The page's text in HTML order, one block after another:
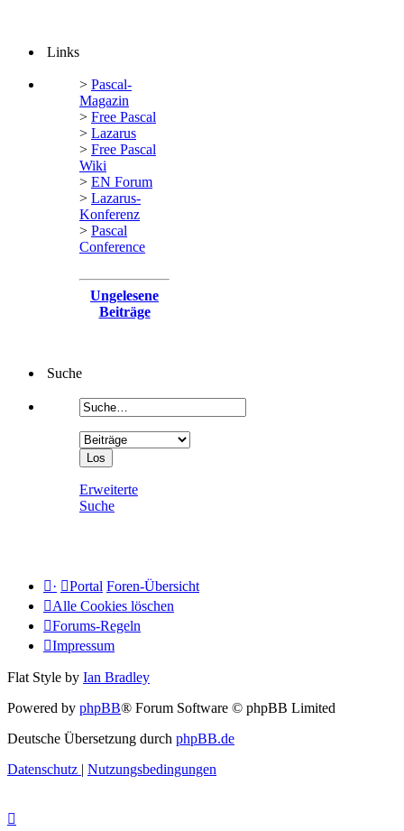
Links
> Pascal-
Magazin
> Free Pascal
> Lazarus
> Free Pascal
Wiki
> EN Forum
> Lazarus-
Konferenz
> Pascal
Conference
Ungelesene
Beiträge
Suche
Erweiterte
Suche
· Portal Foren-Übersicht
Alle Cookies löschen
Forums-Regeln
Impressum
Flat Style by Ian Bradley
Powered by phpBB® Forum Software © phpBB Limited
Deutsche Übersetzung durch phpBB.de
Datenschutz | Nutzungsbedingungen